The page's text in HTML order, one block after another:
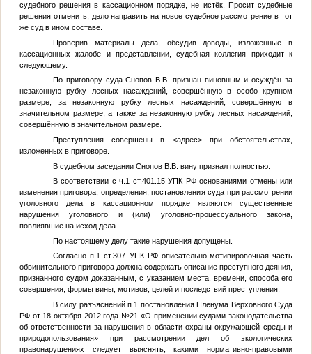
судебного решения в кассационном порядке, не истёк. Просит судебные
решения отменить, дело направить на новое судебное рассмотрение в тот
же суд в ином составе.
Проверив материалы дела, обсудив доводы, изложенные в
кассационных жалобе и представлении, судебная коллегия приходит к
следующему.
По приговору суда Снопов В.В. признан виновным и осуждён за
незаконную рубку лесных насаждений, совершённую в особо крупном
размере; за незаконную рубку лесных насаждений, совершённую в
значительном размере, а также за незаконную рубку лесных насаждений,
совершённую в значительном размере.
Преступления совершены в <адрес>при обстоятельствах,
изложенных в приговоре.
В судебном заседании Снопов В.В. вину признал полностью.
В соответствии с ч.1 ст.401.15 УПК РФ основаниями отмены или
изменения приговора, определения, постановления суда при рассмотрении
уголовного дела в кассационном порядке являются существенные
нарушения уголовного и (или) уголовно-процессуального закона,
повлиявшие на исход дела.
По настоящему делу такие нарушения допущены.
Согласно п.1 ст.307 УПК РФ описательно-мотивировочная часть
обвинительного приговора должна содержать описание преступного деяния,
признанного судом доказанным, с указанием места, времени, способа его
совершения, формы вины, мотивов, целей и последствий преступления.
В силу разъяснений п.1 постановления Пленума Верховного Суда
РФ от 18 октября 2012 года №21 «О применении судами законодательства
об ответственности за нарушения в области охраны окружающей среды и
природопользования» при рассмотрении дел об экологических
правонарушениях следует выяснять, какими нормативно-правовыми